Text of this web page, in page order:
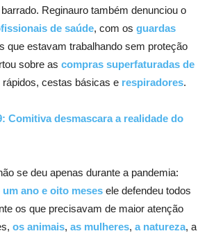
Reginauro também denunciou o
de saúde, com os guardas
que estavam trabalhando sem proteção
sobre as compras superfaturadas de
rápidos, cestas básicas e respiradores.
Comitiva desmascara a realidade do
se deu apenas durante a pandemia:
um ano e oito meses ele defendeu todos
os que precisavam de maior atenção
os animais, as mulheres, a natureza, a